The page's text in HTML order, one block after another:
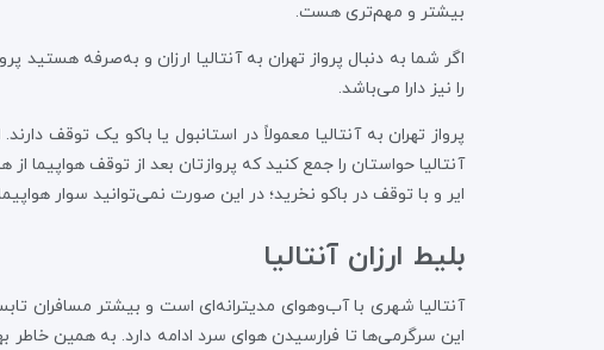
بیشتر و مهم‌تری هست.
اگر شما به دنبال پرواز تهران به آنتالیا ارزان و به‌صرفه هستید
را نیز دارا می‌باشد.
پرواز تهران به آنتالیا معمولاً در استانبول یا باکو یک توقف
آنتالیا حواستان را جمع کنید که پروازتان بعد از توقف هواپیما از
ایر و با توقف در باکو نخرید؛ در این صورت نمی‌توانید سوار
بلیط ارزان آنتالیا
آنتالیا شهری با آب‌وهوای مدیترانه‌ای است و بیشتر مسافران
این سرگرمی‌ها تا فرارسیدن هوای سرد ادامه دارد. به همین خاطر